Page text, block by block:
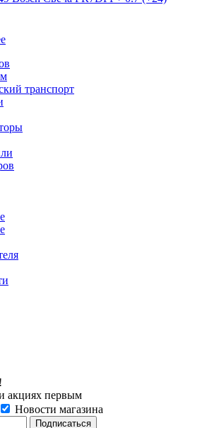
транспорт
акциях первым
Новости магазина